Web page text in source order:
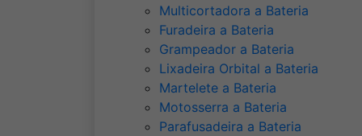
Multicortadora a Bateria
Furadeira a Bateria
Grampeador a Bateria
Lixadeira Orbital a Bateria
Martelete a Bateria
Motosserra a Bateria
Parafusadeira a Bateria